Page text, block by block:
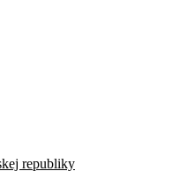
republiky